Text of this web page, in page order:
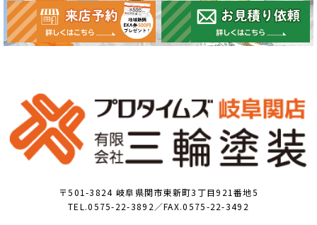
〒501-3824 岐阜県関市東新町3丁目921番地5
TEL.0575-22-3892／FAX.0575-22-3492